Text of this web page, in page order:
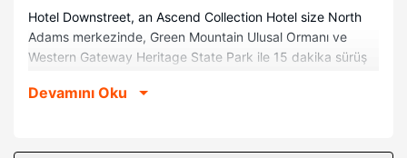
Hotel Downstreet, an Ascend Collection Hotel size North
Adams merkezinde, Green Mountain Ulusal Ormanı ve
Western Gateway Heritage State Park ile 15 dakika sürüş
Adams City Hall ile 0,2 mi (0,3 km) ve North Adams Center
Devamını Oku